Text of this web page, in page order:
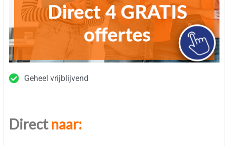
Geheel vrijblijvend
Directnaar: